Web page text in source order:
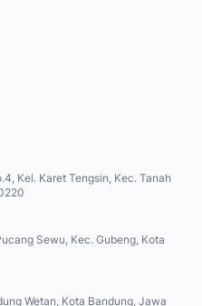
Kel. Karet Tengsin, Kec. Tanah
Sewu, Kec. Gubeng, Kota
Wetan, Kota Bandung, Jawa